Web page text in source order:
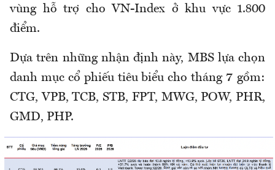
vùng hỗ trợ cho VN-Index ở khu vực 1.800
điểm.
Dựa trên những nhận định này, MBS lựa chọn
danh mục cổ phiếu tiêu biểu cho tháng 7 gồm:
CTG, VPB, TCB, STB, FPT, MWG, POW, PHR,
GMD, PHP.